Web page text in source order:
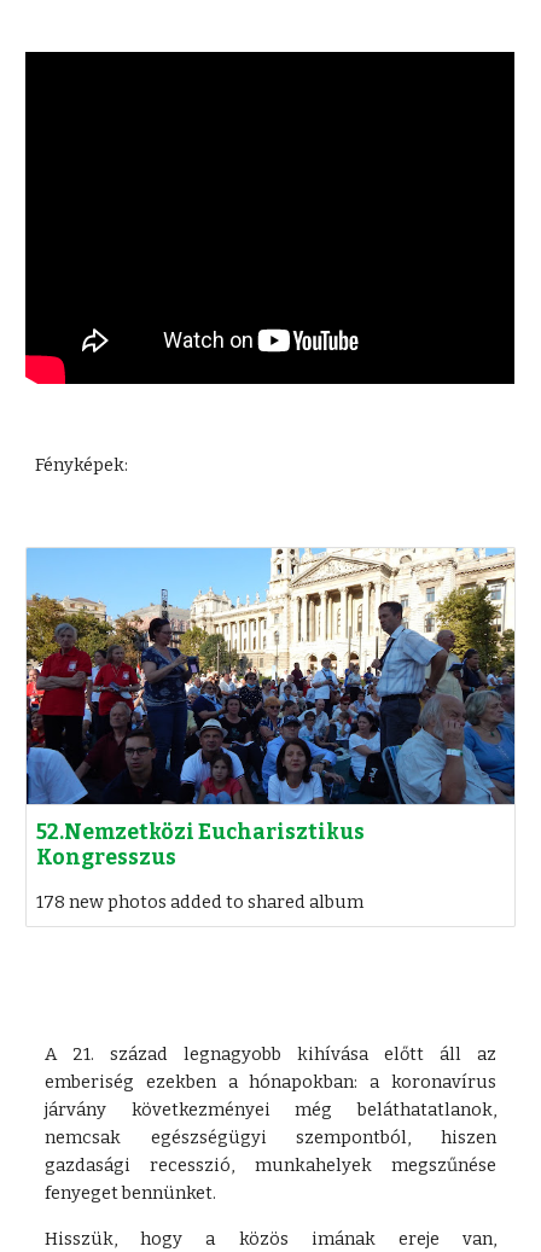
Fényképek:
52.Nemzetközi Eucharisztikus
Kongresszus
178 new photos added to shared album
A 21. század legnagyobb kihívása előtt áll az
emberiség ezekben a hónapokban: a koronavírus
járvány következményei még beláthatatlanok,
nemcsak egészségügyi szempontból, hiszen
gazdasági recesszió, munkahelyek megszűnése
fenyeget bennünket.
Hisszük, hogy a közös imának ereje van,